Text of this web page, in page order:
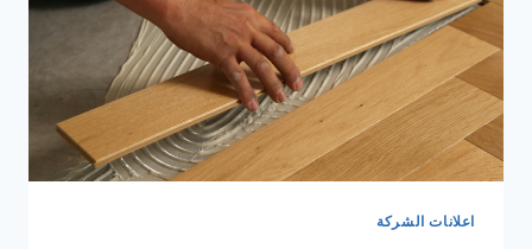
اعلانات الشركة